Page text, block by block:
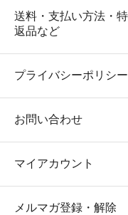
送料・支払い方法・
返品など
プライバシーポリシー
お問い合わせ
マイアカウント
メルマガ登録・解除